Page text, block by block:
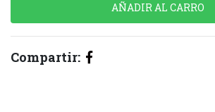
Compartir: